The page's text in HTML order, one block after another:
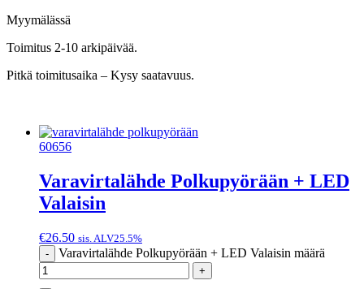
Myymälässä
Toimitus 2-10 arkipäivää.
Pitkä toimitusaika – Kysy saatavuus.
60656
Varavirtalähde Polkupyörään + LED
Valaisin
€26.50 sis. ALV25.5%
-
Varavirtalähde Polkupyörään + LED Valaisin määrä
+